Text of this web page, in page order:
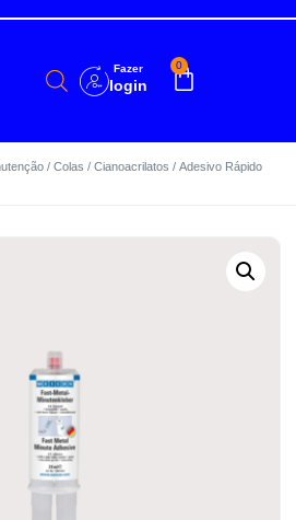
Fazer
login
0
/ Colas / Cianoacrilatos / Adesivo Rápido